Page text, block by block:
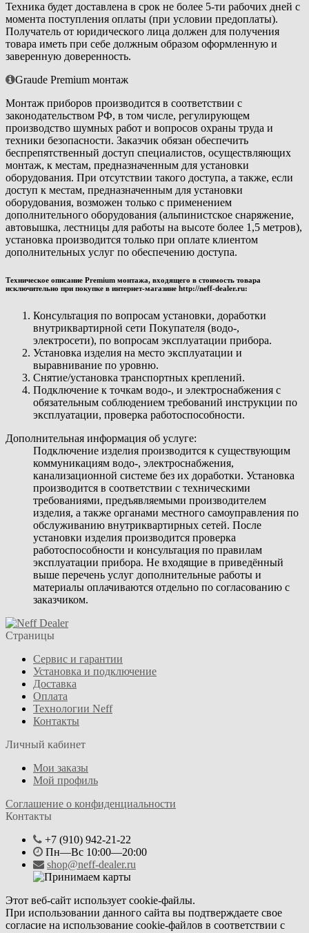
Техника будет доставлена в срок не более 5-ти рабочих дней с
момента поступления оплаты (при условии предоплаты).
Получатель от юридического лица должен для получения
товара иметь при себе должным образом оформленную и
заверенную доверенность.
Graude Premium монтаж
Монтаж приборов производится в соответствии с
законодательством РФ, в том числе, регулирующем
производство шумных работ и вопросов охраны труда и
техники безопасности. Заказчик обязан обеспечить
беспрепятственный доступ специалистов, осуществляющих
монтаж, к местам, предназначенным для установки
оборудования. При отсутствии такого доступа, а также, если
доступ к местам, предназначенным для установки
оборудования, возможен только с применением
дополнительного оборудования (альпинистское снаряжение,
автовышка, лестницы для работы на высоте более 1,5 метров),
установка производится только при оплате клиентом
дополнительных услуг по обеспечению доступа.
Техническое описание Premium монтажа, входящего в стоимость товара
исключительно при покупке в интернет-магазине http://neff-dealer.ru:
Консультация по вопросам установки, доработки
внутриквартирной сети Покупателя (водо-,
электросети), по вопросам эксплуатации прибора.
Установка изделия на место эксплуатации и
выравнивание по уровню.
Снятие/установка транспортных креплений.
Подключение к точкам водо-, и электроснабжения с
обязательным соблюдением требований инструкции по
эксплуатации, проверка работоспособности.
Дополнительная информация об услуге:
Подключение изделия производится к существующим
коммуникациям водо-, электроснабжения,
канализационной системе без их доработки. Установка
производится в соответствии с техническими
требованиями, предъявляемыми производителем
изделия, а также органами местного самоуправления по
обслуживанию внутриквартирных сетей. После
установки изделия производится проверка
работоспособности и консультация по правилам
эксплуатации прибора. Не входящие в приведённый
выше перечень услуг дополнительные работы и
материалы оплачиваются отдельно по согласованию с
заказчиком.
Страницы
Сервис и гарантии
Установка и подключение
Доставка
Оплата
Технологии Neff
Контакты
Личный кабинет
Мои заказы
Мой профиль
Соглашение о конфиденциальности
Контакты
+7 (910) 942-21-22
Пн—Вс 10:00—20:00
shop@neff-dealer.ru
Этот веб-сайт использует cookie-файлы.
При использовании данного сайта вы подтверждаете свое
согласие на использование cookie-файлов в соответствии с